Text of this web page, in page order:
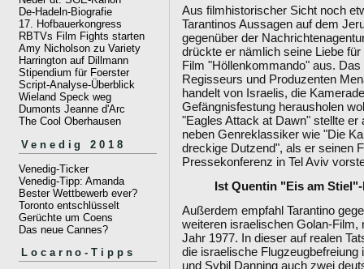
De-Hadeln-Biografie
17. Hofbauerkongress
RBTVs Film Fights starten
Amy Nicholson zu Variety
Harrington auf Dillmann
Stipendium für Foerster
Script-Analyse-Überblick
Wieland Speck weg
Dumonts Jeanne d'Arc
The Cool Oberhausen
Venedig 2018
Venedig-Ticker
Venedig-Tipp: Amanda
Bester Wettbewerb ever?
Toronto entschlüsselt
Gerüchte um Coens
Das neue Cannes?
Locarno-Tipps
Aus filmhistorischer Sicht noch
Tarantinos Aussagen auf dem
gegenüber der
drückte er nämlich seine Liebe
Film "Höllenkommando" aus.
Regisseurs und Produzenten
handelt von Israelis, die
Gefängnisfestung herausholen
"Eagles Attack at Dawn" stellte
neben Genreklassiker wie "Die
dreckige Dutzend", als er seinen
Pressekonferenz in Tel Aviv
Ist Quentin "Eis am
Außerdem empfahl Tarantino
weiteren israelischen Golan-
Jahr 1977. In dieser auf realen
die israelische
und Sybil Danning auch zwei